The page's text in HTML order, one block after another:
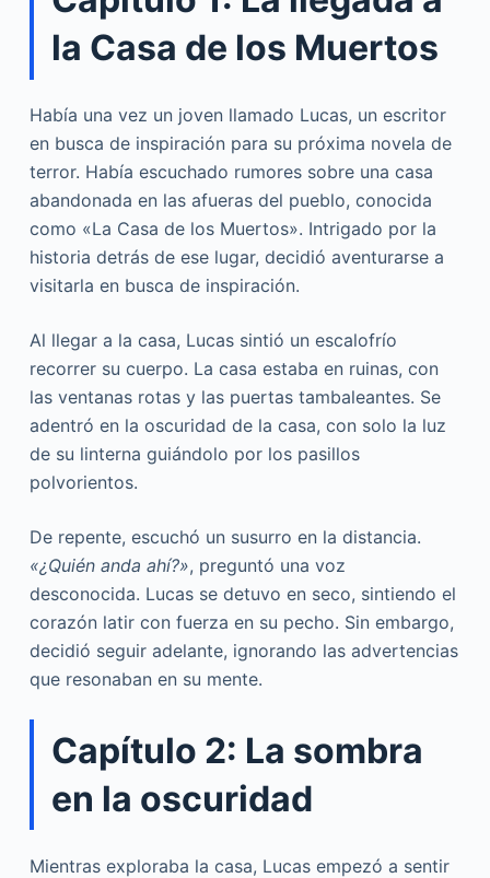
la Casa de los Muertos
Había una vez un joven llamado Lucas, un escritor
en busca de inspiración para su próxima novela de
terror. Había escuchado rumores sobre una casa
abandonada en las afueras del pueblo, conocida
como «La Casa de los Muertos». Intrigado por la
historia detrás de ese lugar, decidió aventurarse a
visitarla en busca de inspiración.
Al llegar a la casa, Lucas sintió un escalofrío
recorrer su cuerpo. La casa estaba en ruinas, con
las ventanas rotas y las puertas tambaleantes. Se
adentró en la oscuridad de la casa, con solo la luz
de su linterna guiándolo por los pasillos
polvorientos.
De repente, escuchó un susurro en la distancia.
«¿Quién anda ahí?», preguntó una voz
desconocida. Lucas se detuvo en seco, sintiendo el
corazón latir con fuerza en su pecho. Sin embargo,
decidió seguir adelante, ignorando las advertencias
que resonaban en su mente.
Capítulo 2: La sombra
en la oscuridad
Mientras exploraba la casa, Lucas empezó a sentir